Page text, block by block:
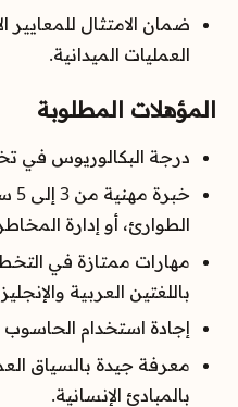
ضمان الامتثال للمعايير
العمليات الميدانية.
المؤهلات المطلوبة
درجة البكالوريوس
الطوارئ، أو إدارة
مهارات ممتازة في
باللغتين العربية
إجادة استخدام الحاسوب
معرفة جيدة بالسياق
بالمبادئ الإنسانية.